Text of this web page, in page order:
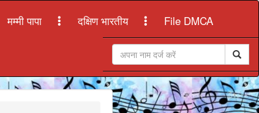
मम्मी पापा दक्षिण भारतीय File DMCA